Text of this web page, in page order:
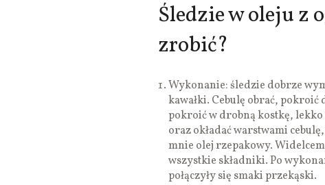
Śledzie w oleju z
zrobić?
Wykonanie: śledzie dobrze
kawałki. Cebulę obrać,
pokroić w drobną kostkę,
oraz okładać warstwami
mnie olej rzepakowy.
wszystkie składniki. Po
połączyły się smaki przekąski.